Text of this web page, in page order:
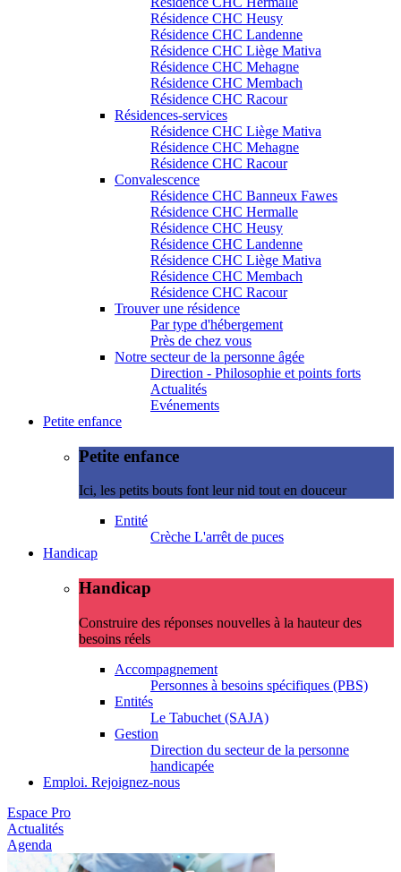
Résidence CHC Heusy
Résidence CHC Landenne
Résidence CHC Liège Mativa
Résidence CHC Mehagne
Résidence CHC Membach
Résidence CHC Racour
Résidences-services
Résidence CHC Liège Mativa
Résidence CHC Mehagne
Résidence CHC Racour
Convalescence
Résidence CHC Banneux Fawes
Résidence CHC Hermalle
Résidence CHC Heusy
Résidence CHC Landenne
Résidence CHC Liège Mativa
Résidence CHC Membach
Résidence CHC Racour
Trouver une résidence
Par type d'hébergement
Près de chez vous
Notre secteur de la personne âgée
Direction - Philosophie et points forts
Actualités
Evénements
Petite enfance
Petite enfance
Ici, les petits bouts font leur nid tout en douceur
Entité
Crèche L'arrêt de puces
Handicap
Handicap
Construire des réponses nouvelles à la hauteur des
besoins réels
Accompagnement
Personnes à besoins spécifiques (PBS)
Entités
Le Tabuchet (SAJA)
Gestion
Direction du secteur de la personne
handicapée
Emploi. Rejoignez-nous
Espace Pro
Actualités
Agenda